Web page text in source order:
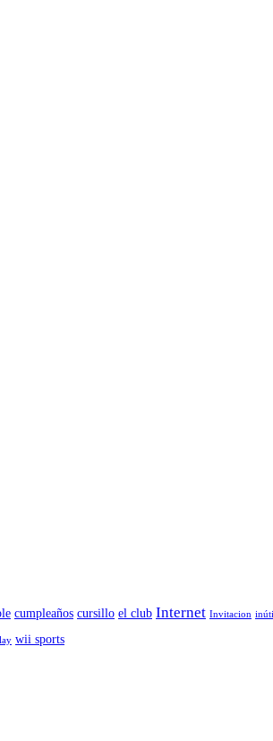
cumpleaños cursillo el club Internet Invitacion
wii sports